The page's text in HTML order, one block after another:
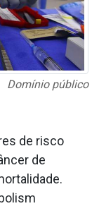
Domínio público
de risco
de